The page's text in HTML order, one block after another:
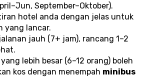
September–Oktober).
hotel anda dengan jelas untuk
yang lancar.
jauh (7+ jam), rancang 1–2
lebih besar (6–12 orang) boleh
kos dengan menempah minibus